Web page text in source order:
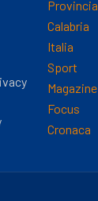
Provincia
Calabria
Italia
Sport
Magazine
Focus
Cronaca